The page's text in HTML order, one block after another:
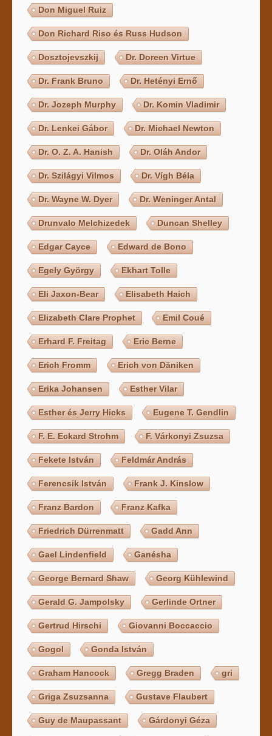
Don Miguel Ruiz
Don Richard Riso és Russ Hudson
Dosztojevszkij Dr. Doreen Virtue
Dr. Frank Bruno Dr. Hetényi Ernő
Dr. Jozeph Murphy Dr. Komin Vladimir
Dr. Lenkei Gábor Dr. Michael Newton
Dr. O. Z. A. Hanish Dr. Oláh Andor
Dr. Szilágyi Vilmos Dr. Vígh Béla
Dr. Wayne W. Dyer Dr. Weninger Antal
Drunvalo Melchizedek Duncan Shelley
Edgar Cayce Edward de Bono
Egely György Ekhart Tolle
Eli Jaxon-Bear Elisabeth Haich
Elizabeth Clare Prophet Emil Coué
Erhard F. Freitag Eric Berne
Erich Fromm Erich von Däniken
Erika Johansen Esther Vilar
Esther és Jerry Hicks Eugene T. Gendlin
F. E. Eckard Strohm F. Várkonyi Zsuzsa
Fekete István Feldmár András
Ferencsik István Frank J. Kinslow
Franz Bardon Franz Kafka
Friedrich Dürrenmatt Gadd Ann
Gael Lindenfield Ganésha
George Bernard Shaw Georg Kühlewind
Gerald G. Jampolsky Gerlinde Ortner
Gertrud Hirschi Giovanni Boccaccio
Gogol Gonda István
Graham Hancock Gregg Braden gri
Griga Zsuzsanna Gustave Flaubert
Guy de Maupassant Gárdonyi Géza